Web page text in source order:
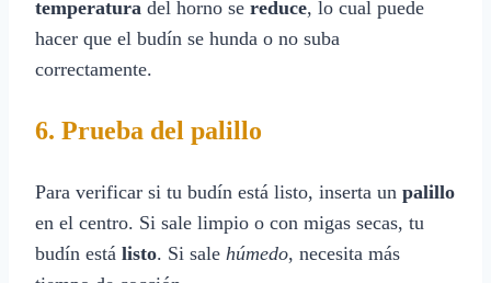
temperatura del horno se reduce, lo cual puede
hacer que el budín se hunda o no suba
correctamente.
6. Prueba del palillo
Para verificar si tu budín está listo, inserta un palillo
en el centro. Si sale limpio o con migas secas, tu
budín está listo. Si sale húmedo, necesita más